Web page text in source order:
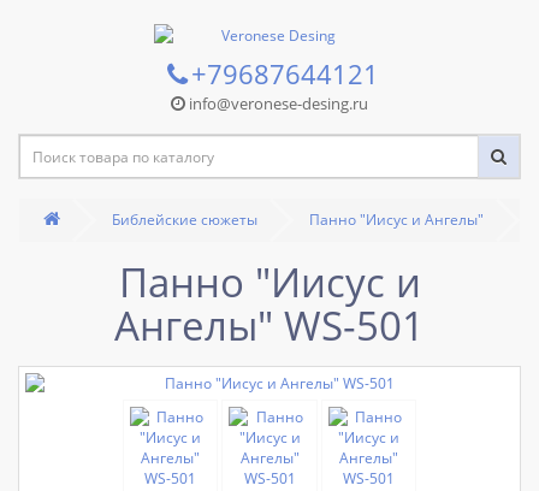
+79687644121
info@veronese-desing.ru
Библейские сюжеты Панно "Иисус и Ангелы"
Панно "Иисус и
Ангелы" WS-501